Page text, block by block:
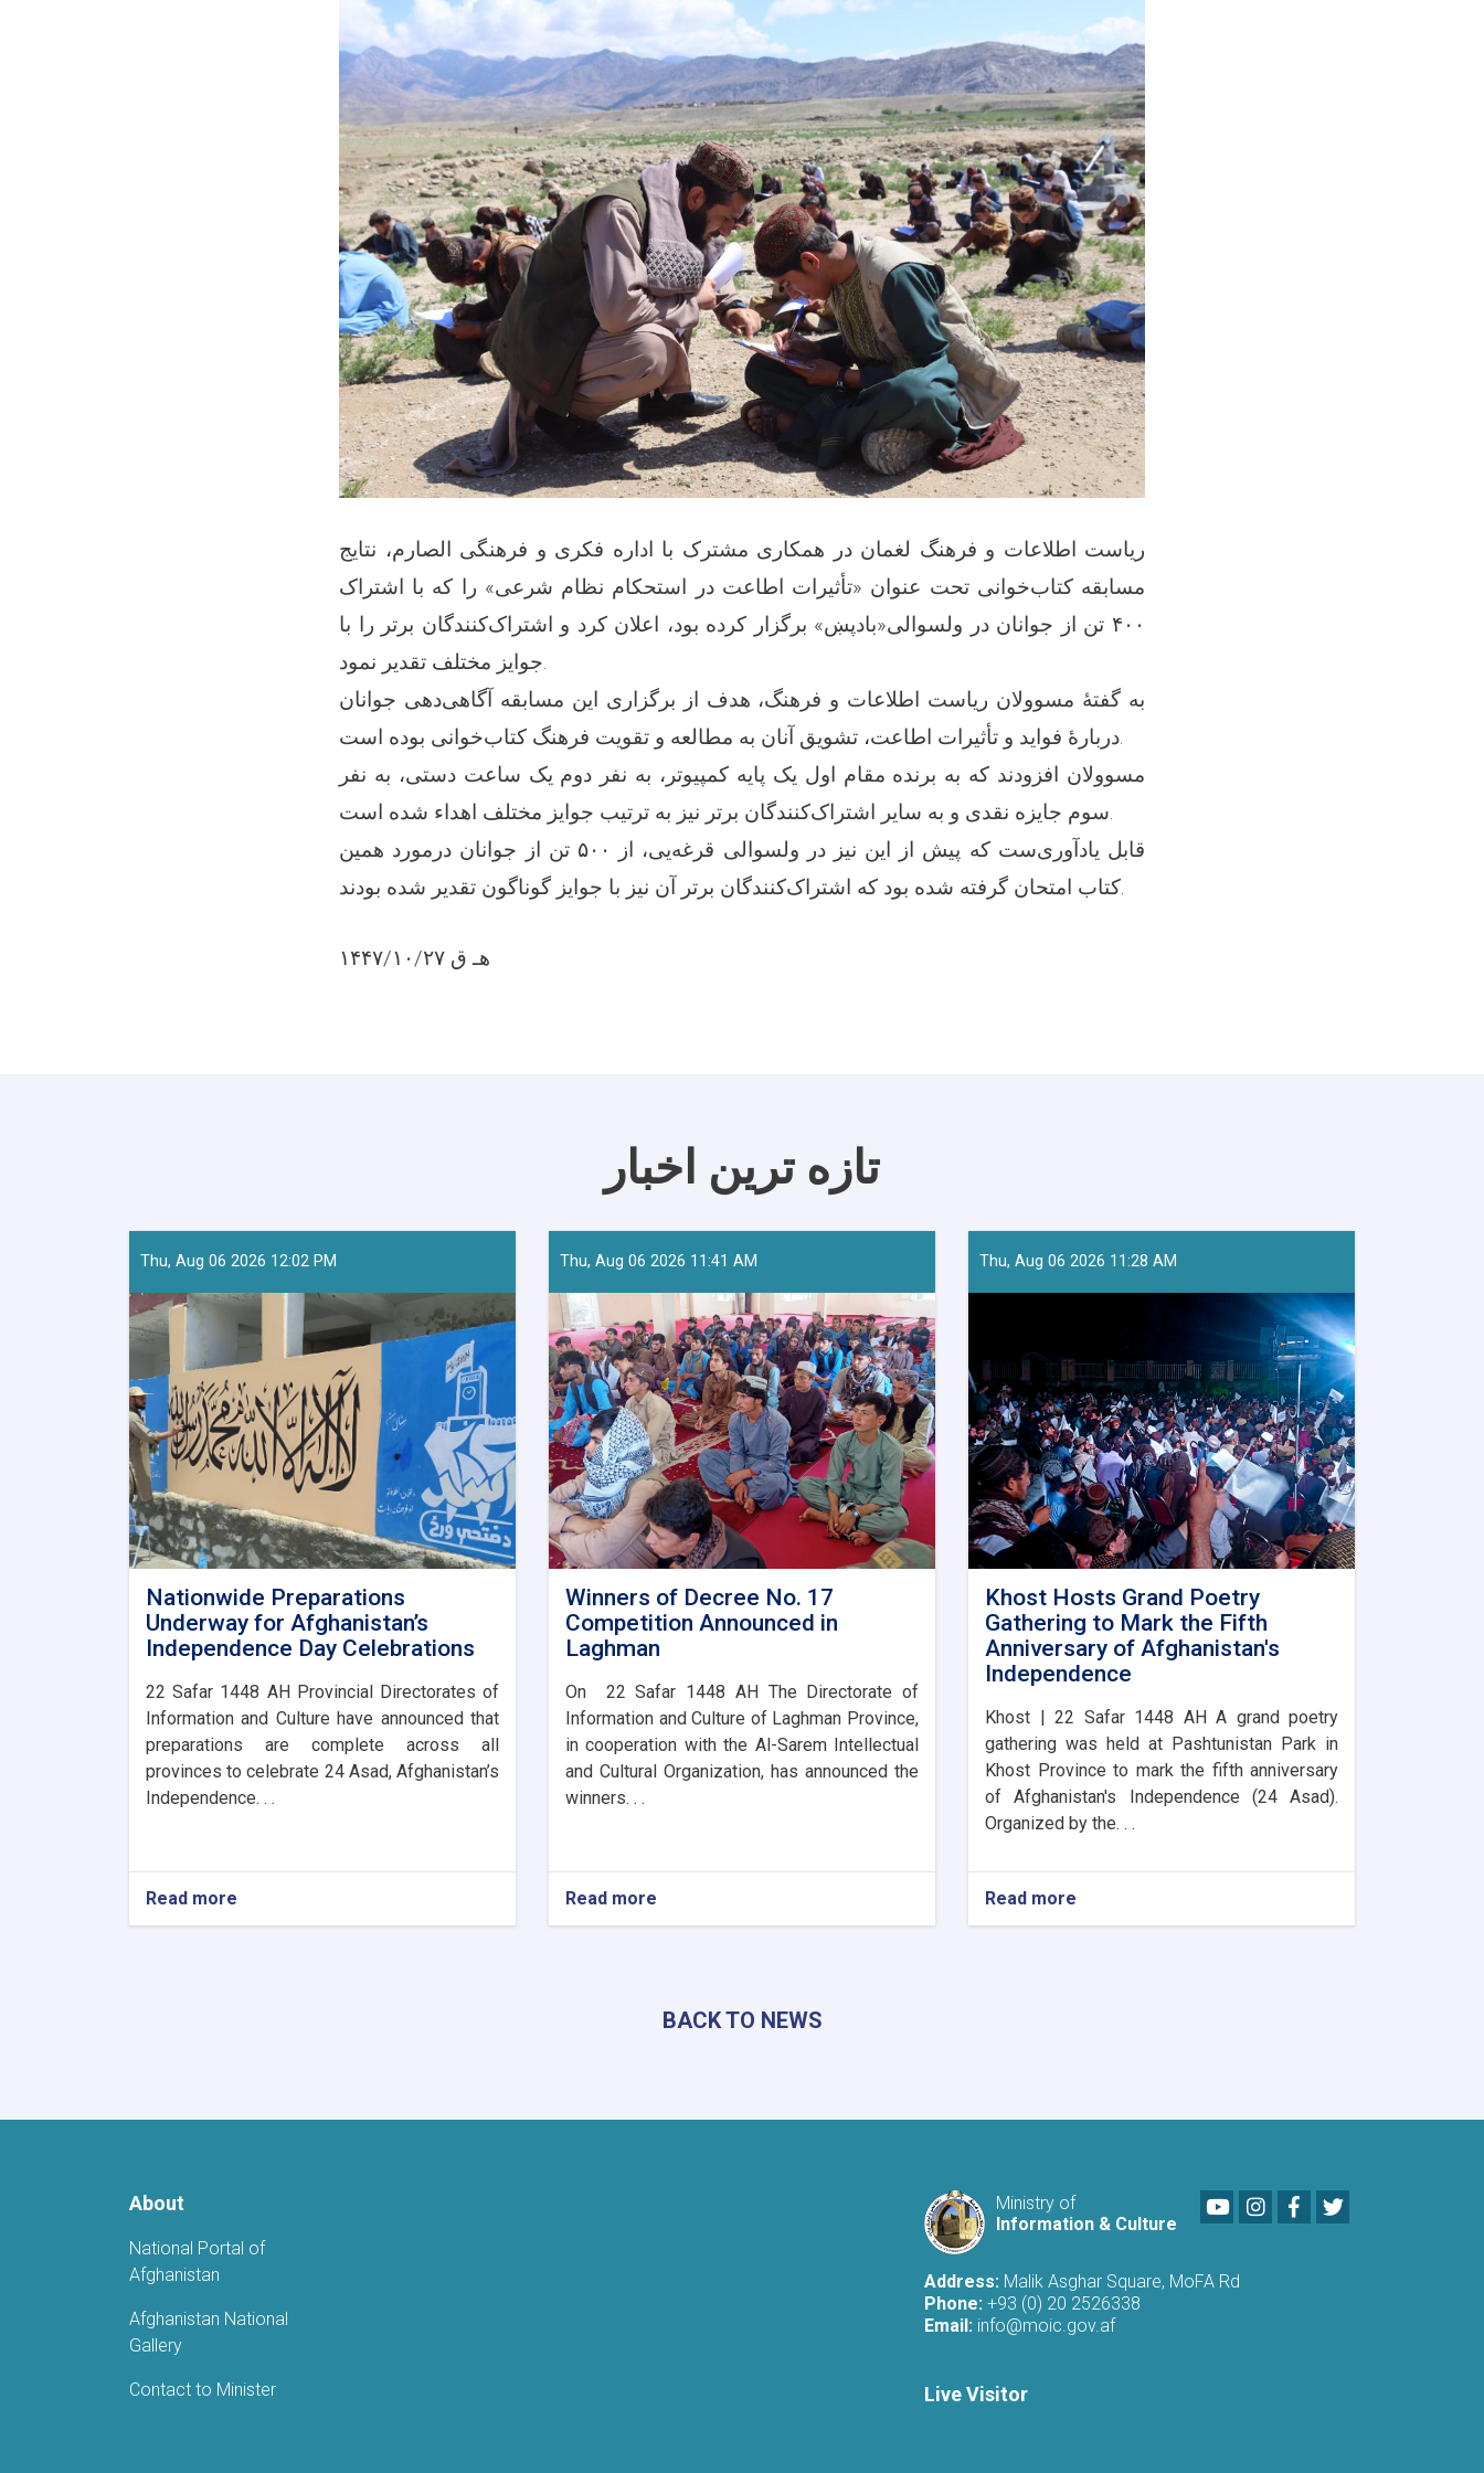
ریاست اطلاعات و فرهنگ لغمان در همکاری مشترک با اداره فکری و فرهنگی الصارم، نتایج
مسابقه کتاب‌خوانی تحت عنوان «تأثیرات اطاعت در استحکام نظام شرعی» را که با اشتراک
۴۰۰ تن از جوانان در ولسوالی«بادپښ» برگزار کرده بود، اعلان کرد و اشتراک‌کنندگان برتر را با
جوایز مختلف تقدیر نمود.
به گفتهٔ مسوولان ریاست اطلاعات و فرهنگ، هدف از برگزاری این مسابقه آگاهی‌دهی جوانان
دربارهٔ فواید و تأثیرات اطاعت، تشویق آنان به مطالعه و تقویت فرهنگ کتاب‌خوانی بوده است.
مسوولان افزودند که به برنده مقام اول یک پایه کمپیوتر، به نفر دوم یک ساعت دستی، به نفر
سوم جایزه نقدی و به سایر اشتراک‌کنندگان برتر نیز به ترتیب جوایز مختلف اهداء شده است.
قابل یادآوری‌ست که پیش از این نیز در ولسوالی قرغه‌یی، از ۵۰۰ تن از جوانان درمورد همین
کتاب امتحان گرفته شده بود که اشتراک‌کنندگان برتر آن نیز با جوایز گوناگون تقدیر شده بودند.
۱۴۴۷/۱۰/۲۷ هـ ق
تازه ترین اخبار
Thu, Aug 06 2026 12:02 PM
Nationwide Preparations
Underway for Afghanistan’s
Independence Day Celebrations
​22 Safar 1448 AH Provincial Directorates of
Information and Culture have announced that
preparations are complete across all
provinces to celebrate 24 Asad, Afghanistan’s
Independence. . .
Read more
Nationwide
Thu, Aug 06 2026 11:41 AM
Winners of Decree No. 17
Competition Announced in
Laghman
On 22 Safar 1448 AH The Directorate of
Information and Culture of Laghman Province,
in cooperation with the Al-Sarem Intellectual
and Cultural Organization, has announced the
winners. . .
Read more
Winners
17
Competition
Thu, Aug 06 2026 11:28 AM
Khost Hosts Grand Poetry
Gathering to Mark the Fifth
Anniversary of Afghanistan's
Independence
Khost | 22 Safar 1448 AH A grand poetry
gathering was held at Pashtunistan Park in
Khost Province to mark the fifth anniversary
of Afghanistan's Independence (24 Asad).
Organized by the. . .
Read more
Khost
Anniversary
BACK TO NEWS
About
National Portal of
Afghanistan
Afghanistan National
Gallery
Contact to Minister
Ministry of
Information & Culture
YoutubeLinkedInFacebook
Twitter
Address: Malik Asghar Square, MoFA Rd
Phone: +93 (0) 20 2526338
Email: info@moic.gov.af
Live Visitor